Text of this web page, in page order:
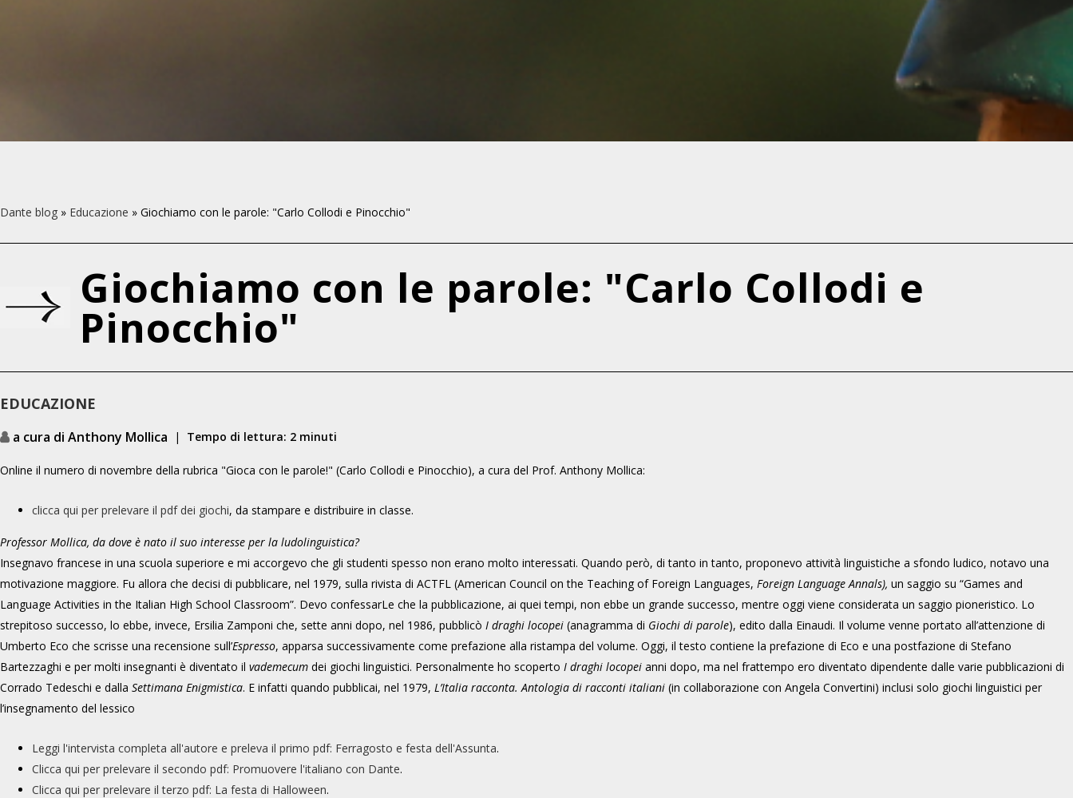
Dante blog » Educazione » Giochiamo con le parole: "Carlo Collodi e Pinocchio"
Giochiamo con le parole: "Carlo Collodi e
Pinocchio"
EDUCAZIONE
a cura di Anthony Mollica | Tempo di lettura: 2 minuti
Online il numero di novembre della rubrica "Gioca con le parole!" (Carlo Collodi e Pinocchio), a cura del Prof. Anthony Mollica:
clicca qui per prelevare il pdf dei giochi, da stampare e distribuire in classe.
Professor Mollica, da dove è nato il suo interesse per la ludolinguistica?
Insegnavo francese in una scuola superiore e mi accorgevo che gli studenti spesso non erano molto interessati. Quando però, di tanto in tanto, proponevo attività linguistiche a sfondo ludico, notavo una
motivazione maggiore. Fu allora che decisi di pubblicare, nel 1979, sulla rivista di ACTFL (American Council on the Teaching of Foreign Languages, Foreign Language Annals), un saggio su “Games and
Language Activities in the Italian High School Classroom”. Devo confessarLe che la pubblicazione, ai quei tempi, non ebbe un grande successo, mentre oggi viene considerata un saggio pioneristico. Lo
strepitoso successo, lo ebbe, invece, Ersilia Zamponi che, sette anni dopo, nel 1986, pubblicò I draghi locopei (anagramma di Giochi di parole), edito dalla Einaudi. Il volume venne portato all’attenzione di
Umberto Eco che scrisse una recensione sull’Espresso, apparsa successivamente come prefazione alla ristampa del volume. Oggi, il testo contiene la prefazione di Eco e una postfazione di Stefano
Bartezzaghi e per molti insegnanti è diventato il vademecum dei giochi linguistici. Personalmente ho scoperto I draghi locopei anni dopo, ma nel frattempo ero diventato dipendente dalle varie pubblicazioni di
Corrado Tedeschi e dalla Settimana Enigmistica. E infatti quando pubblicai, nel 1979, L’Italia racconta. Antologia di racconti italiani (in collaborazione con Angela Convertini) inclusi solo giochi linguistici per
l’insegnamento del lessico
Leggi l'intervista completa all'autore e preleva il primo pdf: Ferragosto e festa dell'Assunta.
Clicca qui per prelevare il secondo pdf: Promuovere l'italiano con Dante.
Clicca qui per prelevare il terzo pdf: La festa di Halloween.